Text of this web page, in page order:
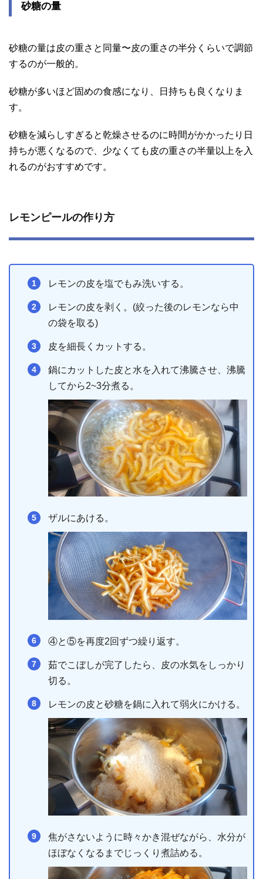
砂糖の量
砂糖の量は皮の重さと同量〜皮の重さの半分くらいで調節
するのが一般的。
砂糖が多いほど固めの食感になり、日持ちも良くなりま
す。
砂糖を減らしすぎると乾燥させるのに時間がかかったり日
持ちが悪くなるので、少なくても皮の重さの半量以上を入
れるのがおすすめです。
レモンピールの作り方
レモンの皮を塩でもみ洗いする。
レモンの皮を剥く。(絞った後のレモンなら中
の袋を取る)
皮を細長くカットする。
鍋にカットした皮と水を入れて沸騰させ、沸騰
してから2~3分煮る。
ザルにあける。
④と⑤を再度2回ずつ繰り返す。
茹でこぼしが完了したら、皮の水気をしっかり
切る。
レモンの皮と砂糖を鍋に入れて弱火にかける。
焦がさないように時々かき混ぜながら、水分が
ほぼなくなるまでじっくり煮詰める。